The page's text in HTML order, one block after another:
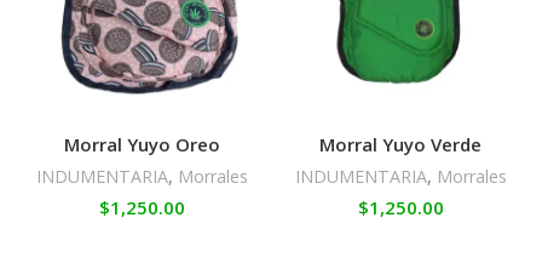
Morral Yuyo Oreo
INDUMENTARIA, Morrales
$1,250.00
Morral Yuyo Verde
INDUMENTARIA, Morrales
$1,250.00